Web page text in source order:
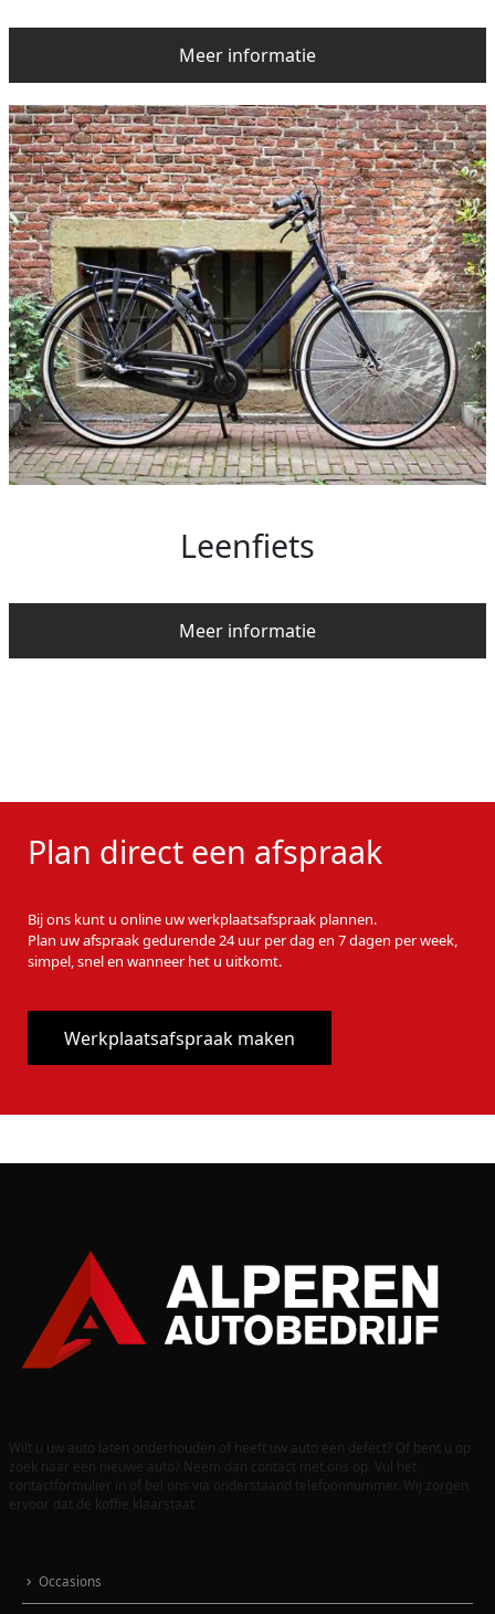
Meer informatie
Leenfiets
Meer informatie
Plan direct een afspraak
Bij ons kunt u online uw werkplaatsafspraak plannen.
Plan uw afspraak gedurende 24 uur per dag en 7 dagen per week,
simpel, snel en wanneer het u uitkomt.
Werkplaatsafspraak maken
Wilt u uw auto laten onderhouden of heeft uw auto een defect? Of bent u op
zoek naar een nieuwe auto? Neem dan contact met ons op. Vul het
contactformulier in of bel ons via onderstaand telefoonnummer. Wij zorgen
ervoor dat de koffie klaarstaat
Occasions